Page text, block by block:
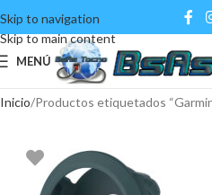
Skip to navigation
Skip to main content
MENÚ
Inicio Productos etiquetados